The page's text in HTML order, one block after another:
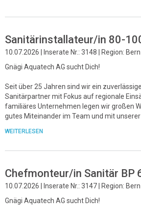
Sanitärinstallateur/in 80-
10.07.2026 | Inserate Nr.: 3148 | Region: Bern
Gnägi Aquatech AG sucht Dich!
Seit über 25 Jahren sind wir ein
Sanitärpartner mit Fokus auf regionale
familiäres Unternehmen legen wir großen
gutes Miteinander im Team und mit
WEITERLESEN
Chefmonteur/in Sanitär BP
10.07.2026 | Inserate Nr.: 3147 | Region: Bern
Gnägi Aquatech AG sucht Dich!